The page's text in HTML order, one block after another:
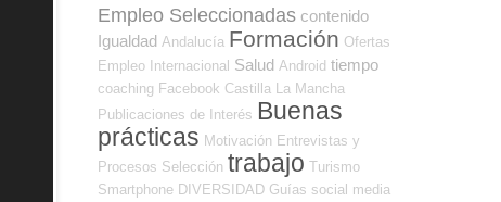
Empleo Seleccionadas contenido
Igualdad Andalucía Formación Ofertas
Empleo Internacional Salud Android tiempo
coaching Facebook Castilla La Mancha
Publicaciones de Interés Buenas
prácticas Motivación Entrevistas y
Procesos Selección trabajo Turismo
Smartphone DIVERSIDAD Guías social media